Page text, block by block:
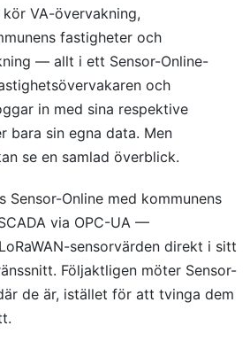
VA-övervakning,
fastigheter och
— allt i ett Sensor-Online-
och
in med sina respektive
bara sin egna data. Men
se en samlad överblick.
Sensor-Online med kommunens
via OPC-UA —
sensorvärden direkt i sitt
Följaktligen möter Sensor-
de är, istället för att tvinga dem